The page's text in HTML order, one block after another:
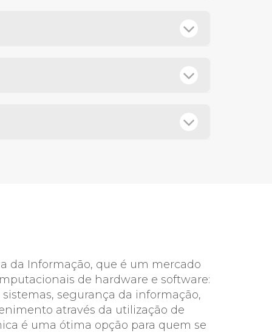
da Informação, que é um mercado
de hardware e software:
segurança da informação,
através da utilização de
é uma ótima opção para quem se